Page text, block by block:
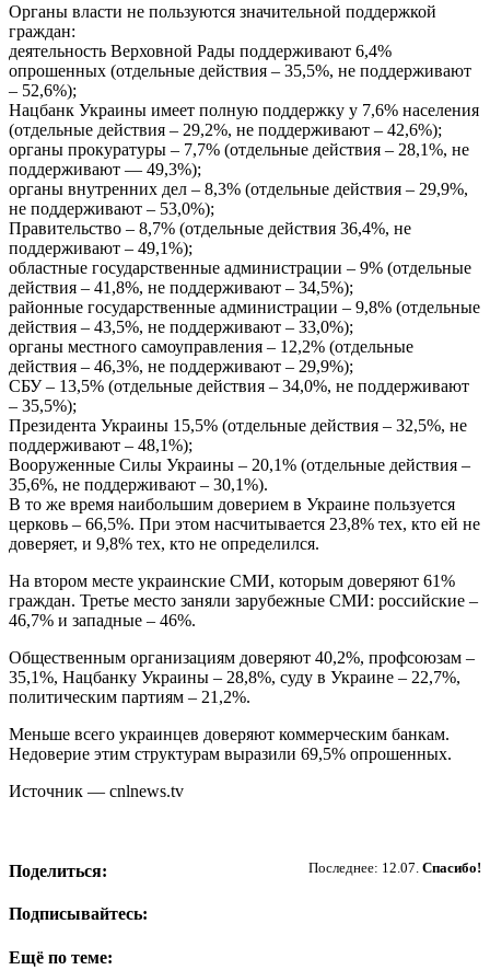
Органы власти не пользуются значительной поддержкой
граждан:
деятельность Верховной Рады поддерживают 6,4%
опрошенных (отдельные действия – 35,5%, не поддерживают
– 52,6%);
Нацбанк Украины имеет полную поддержку у 7,6% населения
(отдельные действия – 29,2%, не поддерживают – 42,6%);
органы прокуратуры – 7,7% (отдельные действия – 28,1%, не
поддерживают — 49,3%);
органы внутренних дел – 8,3% (отдельные действия – 29,9%,
не поддерживают – 53,0%);
Правительство – 8,7% (отдельные действия 36,4%, не
поддерживают – 49,1%);
областные государственные администрации – 9% (отдельные
действия – 41,8%, не поддерживают – 34,5%);
районные государственные администрации – 9,8% (отдельные
действия – 43,5%, не поддерживают – 33,0%);
органы местного самоуправления – 12,2% (отдельные
действия – 46,3%, не поддерживают – 29,9%);
СБУ – 13,5% (отдельные действия – 34,0%, не поддерживают
– 35,5%);
Президента Украины 15,5% (отдельные действия – 32,5%, не
поддерживают – 48,1%);
Вооруженные Силы Украины – 20,1% (отдельные действия –
35,6%, не поддерживают – 30,1%).
В то же время наибольшим доверием в Украине пользуется
церковь – 66,5%. При этом насчитывается 23,8% тех, кто ей не
доверяет, и 9,8% тех, кто не определился.
На втором месте украинские СМИ, которым доверяют 61%
граждан. Третье место заняли зарубежные СМИ: российские –
46,7% и западные – 46%.
Общественным организациям доверяют 40,2%, профсоюзам –
35,1%, Нацбанку Украины – 28,8%, суду в Украине – 22,7%,
политическим партиям – 21,2%.
Меньше всего украинцев доверяют коммерческим банкам.
Недоверие этим структурам выразили 69,5% опрошенных.
Источник — cnlnews.tv
Последнее: 12.07. Спасибо!
Поделиться:
Подписывайтесь:
Ещё по теме: